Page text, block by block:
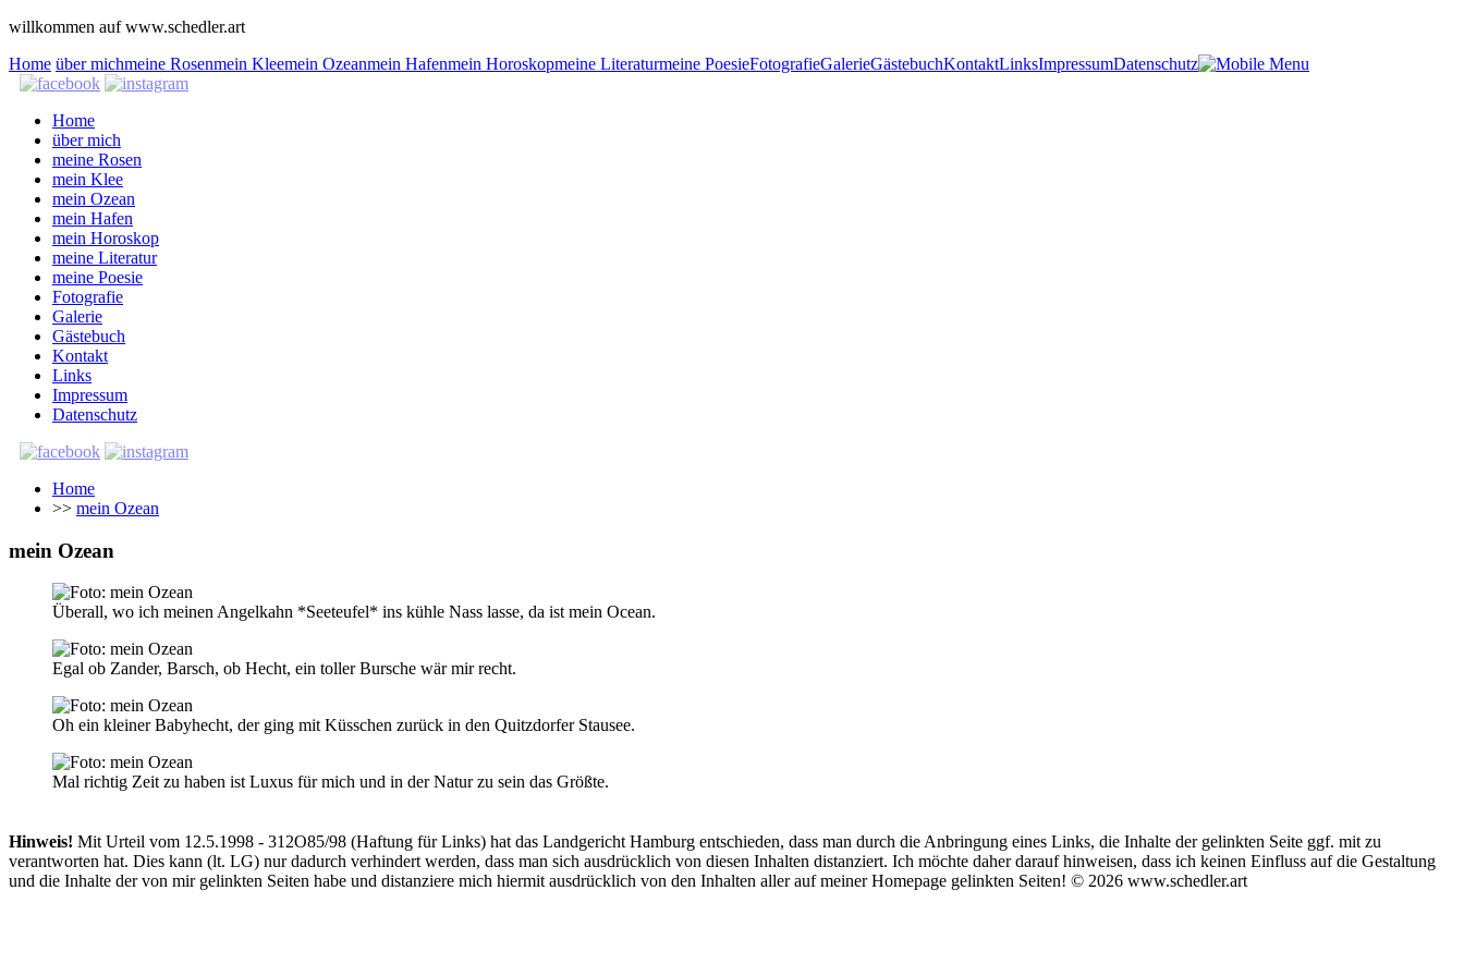
willkommen auf www.schedler.art
Home über michmeine Rosenmein Kleemein Ozeanmein Hafenmein Horoskopmeine Literaturmeine PoesieFotografieGalerieGästebuchKontaktLinksImpressumDatenschutz
Home
über mich
meine Rosen
mein Klee
mein Ozean
mein Hafen
mein Horoskop
meine Literatur
meine Poesie
Fotografie
Galerie
Gästebuch
Kontakt
Links
Impressum
Datenschutz
Home
>> mein Ozean
mein Ozean
Überall, wo ich meinen Angelkahn *Seeteufel* ins kühle Nass lasse, da ist mein Ocean.
Egal ob Zander, Barsch, ob Hecht, ein toller Bursche wär mir recht.
Oh ein kleiner Babyhecht, der ging mit Küsschen zurück in den Quitzdorfer Stausee.
Mal richtig Zeit zu haben ist Luxus für mich und in der Natur zu sein das Größte.
Hinweis! Mit Urteil vom 12.5.1998 - 312O85/98 (Haftung für Links) hat das Landgericht Hamburg entschieden, dass man durch die Anbringung eines Links, die Inhalte der gelinkten Seite ggf. mit zu
verantworten hat. Dies kann (lt. LG) nur dadurch verhindert werden, dass man sich ausdrücklich von diesen Inhalten distanziert. Ich möchte daher darauf hinweisen, dass ich keinen Einfluss auf die Gestaltung
und die Inhalte der von mir gelinkten Seiten habe und distanziere mich hiermit ausdrücklich von den Inhalten aller auf meiner Homepage gelinkten Seiten! © 2026 www.schedler.art